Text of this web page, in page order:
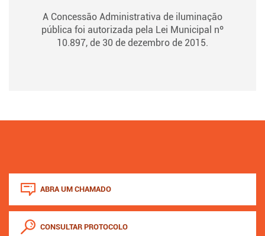
A Concessão Administrativa de iluminação
pública foi autorizada pela Lei Municipal nº
10.897, de 30 de dezembro de 2015.
ABRA UM CHAMADO
CONSULTAR PROTOCOLO